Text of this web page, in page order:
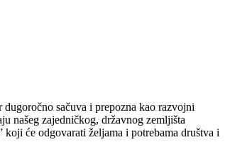
sačuva i prepozna kao razvojni
našeg zajedničkog, državnog zemljišta
će odgovarati željama i potrebama društva i